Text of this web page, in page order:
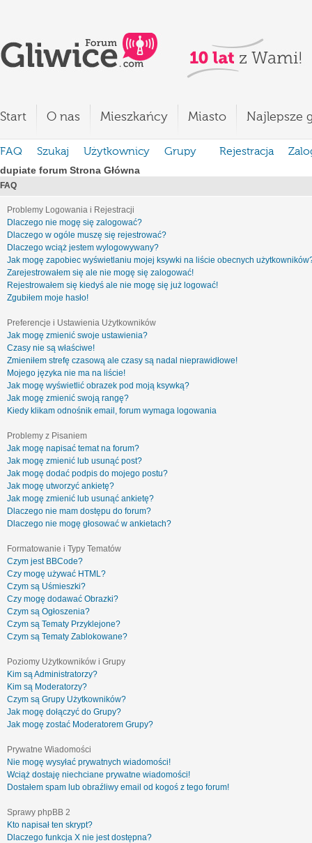
Start O nas Mieszkańcy Miasto Najlepsze
FAQ Szukaj Użytkownicy Grupy Rejestracja
dupiate forum Strona Główna
FAQ
Problemy Logowania i Rejestracji
Dlaczego nie mogę się zalogować?
Dlaczego w ogóle muszę się rejestrować?
Dlaczego wciąż jestem wylogowywany?
Jak mogę zapobiec wyświetlaniu mojej ksywki na liście obecnych
Zarejestrowałem się ale nie mogę się zalogować!
Rejestrowałem się kiedyś ale nie mogę się już logować!
Zgubiłem moje hasło!
Preferencje i Ustawienia Użytkowników
Jak mogę zmienić swoje ustawienia?
Czasy nie są właściwe!
Zmieniłem strefę czasową ale czasy są nadal nieprawidłowe!
Mojego języka nie ma na liście!
Jak mogę wyświetlić obrazek pod moją ksywką?
Jak mogę zmienić swoją rangę?
Kiedy klikam odnośnik email, forum wymaga logowania
Problemy z Pisaniem
Jak mogę napisać temat na forum?
Jak mogę zmienić lub usunąć post?
Jak mogę dodać podpis do mojego postu?
Jak mogę utworzyć ankietę?
Jak mogę zmienić lub usunąć ankietę?
Dlaczego nie mam dostępu do forum?
Dlaczego nie mogę głosować w ankietach?
Formatowanie i Typy Tematów
Czym jest BBCode?
Czy mogę używać HTML?
Czym są Uśmieszki?
Czy mogę dodawać Obrazki?
Czym są Ogłoszenia?
Czym są Tematy Przyklejone?
Czym są Tematy Zablokowane?
Poziomy Użytkowników i Grupy
Kim są Administratorzy?
Kim są Moderatorzy?
Czym są Grupy Użytkowników?
Jak mogę dołączyć do Grupy?
Jak mogę zostać Moderatorem Grupy?
Prywatne Wiadomości
Nie mogę wysyłać prywatnych wiadomości!
Wciąż dostaję niechciane prywatne wiadomości!
Dostałem spam lub obraźliwy email od kogoś z tego forum!
Sprawy phpBB 2
Kto napisał ten skrypt?
Dlaczego funkcja X nie jest dostępna?